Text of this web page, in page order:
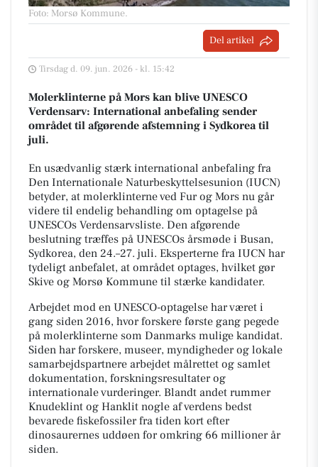
Foto: Morsø Kommune.
Del artikel
Tirsdag d. 09. jun. 2026 - kl. 15:42
Molerklinterne på Mors kan blive UNESCO
Verdensarv: International anbefaling sender
området til afgørende afstemning i Sydkorea til
juli.
En usædvanlig stærk international anbefaling fra
Den Internationale Naturbeskyttelsesunion (IUCN)
betyder, at molerklinterne ved Fur og Mors nu går
videre til endelig behandling om optagelse på
UNESCOs Verdensarvsliste. Den afgørende
beslutning træffes på UNESCOs årsmøde i Busan,
Sydkorea, den 24.–27. juli. Eksperterne fra IUCN har
tydeligt anbefalet, at området optages, hvilket gør
Skive og Morsø Kommune til stærke kandidater.
Arbejdet mod en UNESCO-optagelse har været i
gang siden 2016, hvor forskere første gang pegede
på molerklinterne som Danmarks mulige kandidat.
Siden har forskere, museer, myndigheder og lokale
samarbejdspartnere arbejdet målrettet og samlet
dokumentation, forskningsresultater og
internationale vurderinger. Blandt andet rummer
Knudeklint og Hanklit nogle af verdens bedst
bevarede fiskefossiler fra tiden kort efter
dinosaurernes uddøen for omkring 66 millioner år
siden.